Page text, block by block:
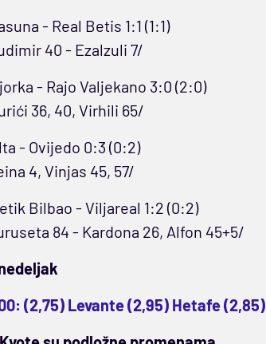
- Real Betis 1:1 (1:1)
40 - Ezalzuli 7/
- Rajo Valjekano 3:0 (2:0)
36, 40, Virhili 65/
- Ovijedo 0:3 (0:2)
4, Vinjas 45, 57/
Bilbao - Viljareal 1:2 (0:2)
84 - Kardona 26, Alfon 45+5/
(2,75) Levante (2,95) Hetafe (2,85)